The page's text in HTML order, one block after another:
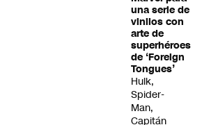
una serie de
vinilos con
arte de
superhéroes
de ‘Foreign
Tongues’
Hulk,
Spider-
Man,
Capitán